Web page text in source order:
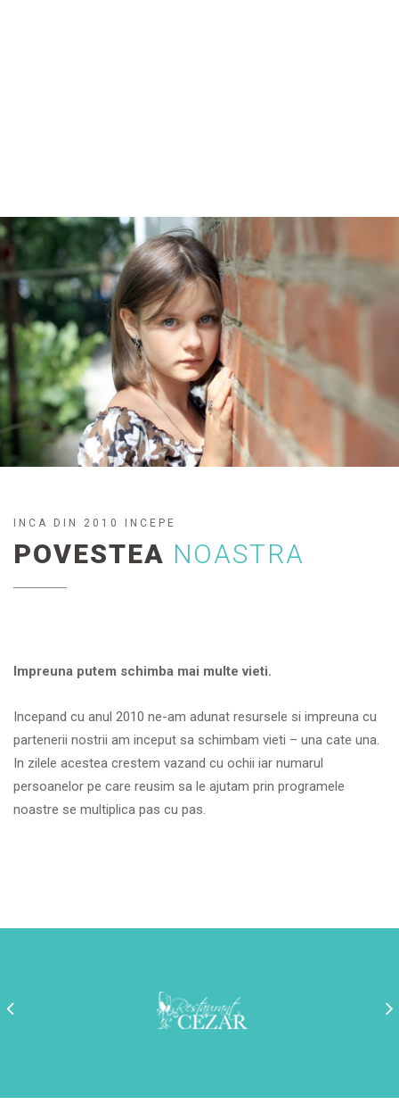
INCA DIN 2010 INCEPE
POVESTEA NOASTRA
Impreuna putem schimba mai multe vieti.
Incepand cu anul 2010 ne-am adunat resursele si impreuna cu
partenerii nostrii am inceput sa schimbam vieti – una cate una.
In zilele acestea crestem vazand cu ochii iar numarul
persoanelor pe care reusim sa le ajutam prin programele
noastre se multiplica pas cu pas.